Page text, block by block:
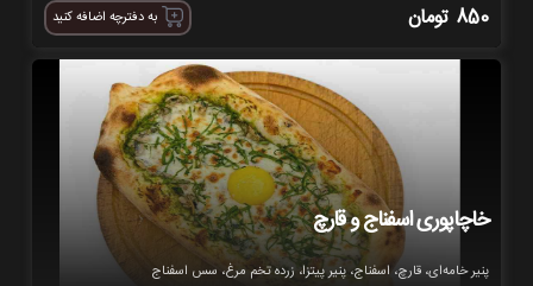
850 تومان به دفترچه اضافه کنید
خاچاپوری اسفناج و قارچ
پنیر خامه‌ای، قارچ، اسفناج، پنیر پیتزا، زرده تخم مرغ، سس اسفناج